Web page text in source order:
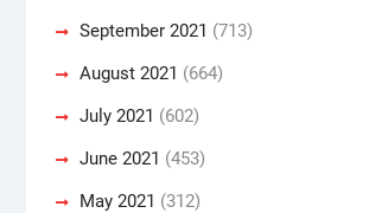
September 2021 (713)
August 2021 (664)
July 2021 (602)
June 2021 (453)
May 2021 (312)